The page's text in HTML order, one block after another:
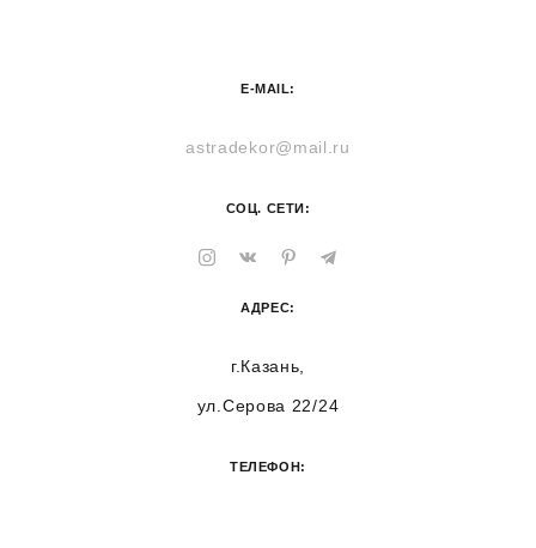
E-MAIL:
astradekor@mail.ru
СОЦ. СЕТИ:
АДРЕС:
г.Казань,
ул.Серова 22/24
ТЕЛЕФОН: